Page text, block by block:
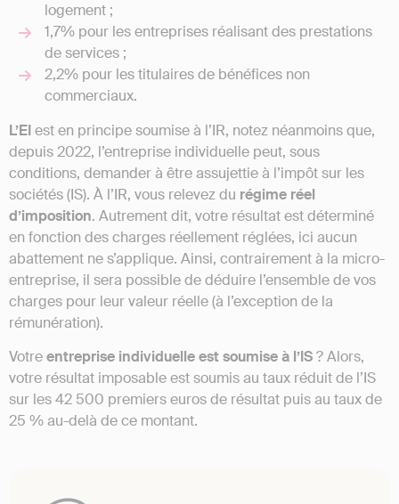
logement ;
1,7% pour les entreprises réalisant des prestations
de services ;
2,2% pour les titulaires de bénéfices non
commerciaux.
L’EIest en principe soumise à l’IR, notez néanmoins que,
depuis 2022, l’entreprise individuelle peut, sous
conditions, demander à être assujettie à l’impôt sur les
sociétés (IS). À l’IR, vous relevez du régime réel
d’imposition. Autrement dit, votre résultat est déterminé
en fonction des charges réellement réglées, ici aucun
abattement ne s’applique. Ainsi, contrairement à la micro-
entreprise, il sera possible de déduire l’ensemble de vos
charges pour leur valeur réelle (à l’exception de la
rémunération).
Votreentreprise individuelle est soumise à l’IS? Alors,
votre résultat imposable est soumis au taux réduit de l’IS
sur les 42 500 premiers euros de résultat puis au taux de
25 % au-delà de ce montant.